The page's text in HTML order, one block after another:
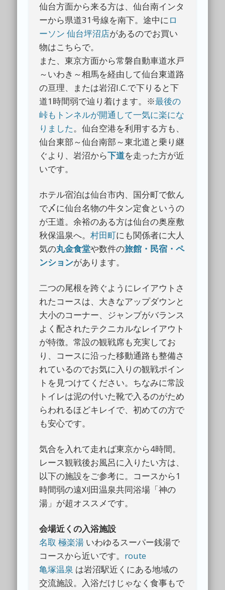
仙台方面から来る方は、仙台南インタ
ーから県道31号線を南下。途中にロ
ーソン 仙台坪沼店があるのでお買い
物はこちらで。
また、東京方面から常磐自動車道水戸
～いわき～相馬を経由して仙台東道路
の亘理、または岩沼I.C.で下りると下
道1時間弱で辿り着けます。※最後の
峠もトンネルが開通して一気に楽にな
りました。仙台空港を利用する方も、
仙台東部～仙台南部～東北道と乗り継
ぐより、岩沼から下道を走った方が近
いです。
ホテル宿泊は仙台市内、国分町で飲ん
で〆に仙台名物の牛タン定食というの
が王道。余裕のある方は仙台の奥座敷
秋保温泉へ。村田町にも関係者に大人
気の丸金食堂や数件の旅館・民宿・ペ
ンションがあります。
二つの尾根を跨ぐようにレイアウトさ
れたコースは、大きなアップダウンと
大小のコーナー、ジャンプがバランス
よく配されたテクニカルなレイアウト
が特徴。常設の観戦席も充実してお
り、コースに沿った移動通路も整備さ
れているのでお気に入りの観戦ポイン
トを見つけてください。ちなみに常設
トイレは泥の付いた靴で入るのがため
らわれるほどキレイで、初めての方で
も安心です。
気合を入れて走れば東京から4時間。
レース観戦後お風呂に入りたい方は、
以下の施設をご参考に。コースから1
時間弱の遠刈田温泉共同浴場「神の
湯」が超オススメです。
会場近くの入浴施設
名取 極楽湯 いわゆるスーパー銭湯で
コースから近いです。 route
亀塚温泉 は岩沼駅近くにある地域の
交流施設。入浴だけじゃなく食事もで